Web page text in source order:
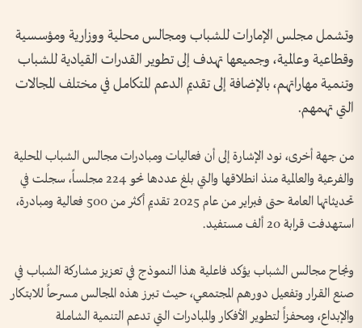
وتشمل مجلس الإمارات للشباب ومجالس محلية ووزارية ومؤسسية
وقطاعية وعالمية، وجميعها تهدف إلى تطوير القدرات القيادية للشباب
وتنمية مهاراتهم، بالإضافة إلى تقديم الدعم المتكامل في مختلف المجالات
التي تهمهم.
من جهة أخرى، نود الإشارة إلى أن فعاليات ومبادرات مجالس الشباب المحلية
والفرعية والعالمية منذ انطلاقها والتي بلغ عددها نحو 224 مجلساً، سجلت في
تحديثاتها العامة حتى فبراير من عام 2025 تقديم أكثر من 500 فعالية ومبادرة،
استهدفت قرابة 20 ألف مستفيد.
ونجاح مجالس الشباب يؤكد فاعلية هذا النموذج في تعزيز مشاركة الشباب في
صنع القرار وتفعيل دورهم المجتمعي، حيث تبرز هذه المجالس مسرحاً للابتكار
والإبداع، ومحفزاً لتطوير الأفكار والمبادرات التي تدعم التنمية الشاملة